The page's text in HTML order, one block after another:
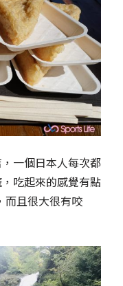
一個日本人每次都
吃起來的感覺有點
而且很大很有咬